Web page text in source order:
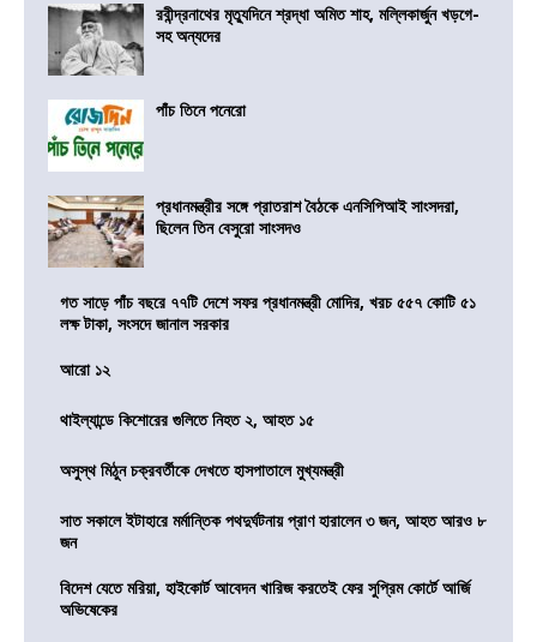
রবীন্দ্রনাথের মৃত্যুদিনে শ্রদ্ধা অমিত শাহ, মল্লিকার্জুন খড়গে-
সহ অন্যদের
পাঁচ তিনে পনেরো
প্রধানমন্ত্রীর সঙ্গে প্রাতরাশ বৈঠকে এনসিপিআই সাংসদরা,
ছিলেন তিন বেসুরো সাংসদও
গত সাড়ে পাঁচ বছরে ৭৭টি দেশে সফর প্রধানমন্ত্রী মোদির, খরচ ৫৫৭ কোটি ৫১
লক্ষ টাকা, সংসদে জানাল সরকার
আরো ১২
থাইল্যান্ডে কিশোরের গুলিতে নিহত ২, আহত ১৫
অসুস্থ মিঠুন চক্রবর্তীকে দেখতে হাসপাতালে মুখ্যমন্ত্রী
সাত সকালে ইটাহারে মর্মান্তিক পথদুর্ঘটনায় প্রাণ হারালেন ৩ জন, আহত আরও ৮
জন
বিদেশ যেতে মরিয়া, হাইকোর্ট আবেদন খারিজ করতেই ফের সুপ্রিম কোর্টে আর্জি
অভিষেকের